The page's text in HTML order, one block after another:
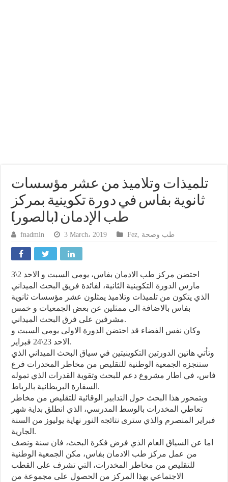
تلميذات وتلاميذ من عشر مؤسسات
ثانوية بفاس في دورة تكوينية بمركز
طب الإدمان (بالصور)
fnadmin 3 March، 2019 Fez طب وصحة
احتضن مركز طب الادمان بفاس، يومي السبت و الاحد 2\3
مارس الدورة التكوينية الثانية، لفائدة فريق البحث الميداني
الذي يتكون من تلميذات وتلاميذ يمثلون عشر مؤسسات ثانوية
بفاس بالاضافة الى ممثلين عن بعض الجمعيات و خمس
مشرفين على فرق البحث الميداني.
وكان نفس الفضاء قد احتضن الدورة الاولى يومي السبت و
الاحد 23\24 فبراير.
وتأتي هاتين الدورتين التكوينيتين في سياق البحث الميداني الذي
ستنجزه الجمعية الوطنية للتقليص من مخاطر المخدرات فرع
فاس، في اطار مشروع دعم للبحث وتقوية القدرات الذي تموله
السفارة البريطانية بالرباط.
ويتمحور هذا البحث حول التدابير الوقائية للتقليص من مخاطر
تعاطي المخدرات بالوسط المدرسي، الذي انطلق بداية شهر
فبراير المنصرم والذي سترى نتائجه النور نهاية يوليوز من السنة
الجارية.
اما عن السياق العام الذي فرض فكرة البحث، فان سنة ونصف
من عمل مركز طب الادمان بفاس، مكن الجمعية الوطنية
للتقليص من مخاطر المخدرات، التي تشرف على القطب
الاجتماعي بهذا المركز من الحصول على مجموعة من